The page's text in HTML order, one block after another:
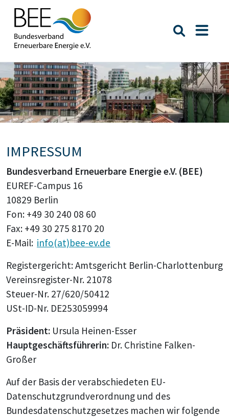
Suche
IMPRESSUM
Bundesverband Erneuerbare Energie e.V. (BEE)
EUREF-Campus 16
10829 Berlin
Fon: +49 30 240 08 60
Fax: +49 30 275 8170 20
E-Mail: info(at)bee-ev.de
Registergericht: Amtsgericht Berlin-Charlottenburg
Vereinsregister-Nr. 21078
Steuer-Nr. 27/620/50412
USt-ID-Nr. DE253059994
Präsident: Ursula Heinen-Esser
Hauptgeschäftsführerin: Dr. Christine Falken-
Großer
Auf der Basis der verabschiedeten EU-
Datenschutzgrundverordnung und des
Bundesdatenschutzgesetzes machen wir folgende